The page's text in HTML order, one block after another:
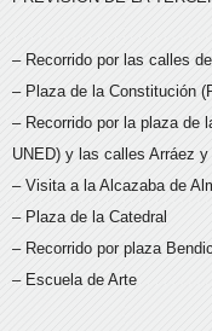
– Recorrido por las calles
– Plaza de la Constitución
– Recorrido por la plaza de
UNED) y las calles Arráez
– Visita a la Alcazaba de
– Plaza de la Catedral
– Recorrido por plaza
– Escuela de Arte